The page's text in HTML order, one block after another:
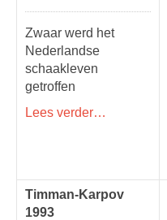
Zwaar werd het
Nederlandse
schaakleven
getroffen
Lees verder…
Timman-Karpov
1993